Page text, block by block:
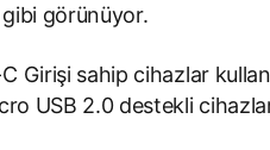
görünüyor.
Girişi sahip cihazlar
USB 2.0 destekli